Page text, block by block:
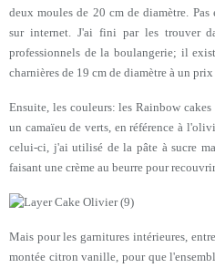
deux moules de 20 cm de diamètre.
sur internet. J'ai fini par les trouver
professionnels de la boulangerie; il
charnières de 19 cm de diamètre à un prix
Ensuite, les couleurs: les Rainbow
un camaïeu de verts, en référence à
celui-ci, j'ai utilisé de la pâte à sucre
faisant une crème au beurre pour
Mais pour les garnitures intérieures,
montée citron vanille, pour que